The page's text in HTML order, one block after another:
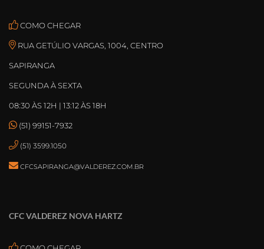
COMO CHEGAR
RUA GETÚLIO VARGAS, 1004, CENTRO
SAPIRANGA
SEGUNDA À SEXTA
08:30 ÀS 12H | 13:12 ÀS 18H
(51) 99151-7932
(51) 3599.1050
CFCSAPIRANGA@VALDEREZ.COM.BR
CFC VALDEREZ NOVA HARTZ